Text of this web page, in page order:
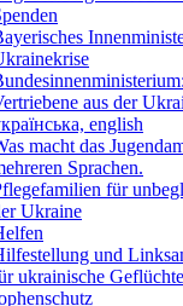
aus der
english
macht das
Sprachen.
für
Ukraine
und
ukrainische